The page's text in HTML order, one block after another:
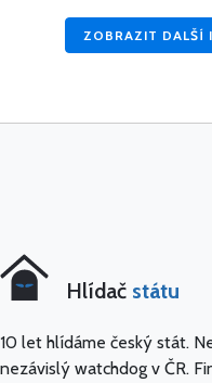
ZOBRAZIT DALŠÍ
Hlídač státu
10 let hlídáme český stát.
nezávislý watchdog v ČR.